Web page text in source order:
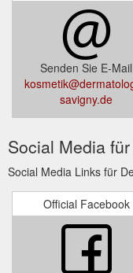
Senden Sie E-Mail
savigny.de
Social Media
Social Media Links für
Official Facebook